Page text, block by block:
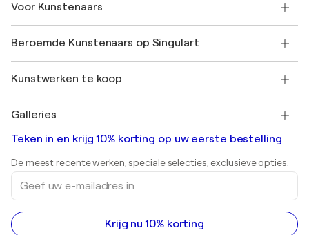
SINGULART Cadeaubon
Neem deel aan ons handelsprogramma
Mijn Account
+31 20 241 4758
Veelgestelde Vragen
Singulart Magazine
Werken bij SINGULART
Ontdek gecureerde originele kunst
Voor Kunstenaars
Inloggen als Artiest
Beroemde Kunstenaars op Singulart
Marc Chagall
Banksy
Mr. Brainwash
Shepard Fairey
Kunstwerken te koop
Abstracte schilderijen te koop
Landschapsschilderijen
Beelden
Acrylverfschilderijen
Galleries
Kunstgaleries in Nederland
Teken in en krijg 10% korting op uw eerste bestelling
De meest recente werken, speciale selecties, exclusieve opties.
Geef
uw
e-
mailadres
in
Krijg nu 10% korting